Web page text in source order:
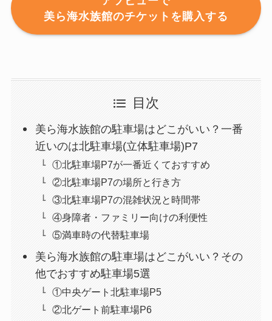
美ら海水族館のチケットを購入する
目次
美ら海水族館の駐車場はどこがいい？一番
近いのは北駐車場(立体駐車場)P7
①北駐車場P7が一番近くておすすめ
②北駐車場P7の場所と行き方
③北駐車場P7の混雑状況と時間帯
④身障者・ファミリー向けの利便性
⑤満車時の代替駐車場
美ら海水族館の駐車場はどこがいい？その
他でおすすめ駐車場5選
①中央ゲート北駐車場P5
②北ゲート前駐車場P6